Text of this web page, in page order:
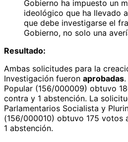
Gobierno ha impuesto un
ideológico que ha llevado
que debe investigarse el
Gobierno, no solo una
Resultado:
Ambas solicitudes para la
Investigación fueron aprobadas
Popular (156/000009) obtuvo
contra y 1 abstención. La
Parlamentarios Socialista y
(156/000010) obtuvo 175 votos
1 abstención.